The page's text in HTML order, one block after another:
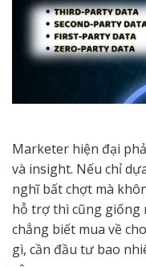
Marketer hiện đại
và insight. Nếu chỉ
nghĩ bất chợt mà
hỗ trợ thì cũng giống
chẳng biết mua về
gì, cần đầu tư bao